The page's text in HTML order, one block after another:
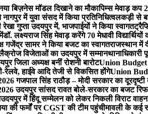
बिज़नेस मॉडल दिखाने का मौकापिम्स मेवाड़ कप
नागपुर में युवा संसद में किया प्रतिनिधित्वलकड़ी से
रेखा गुप्ता उदयपुर में, भाजपाईयों ने किया स्वागत
डॉ. लक्ष्यराज सिंह मेवाड़ करेंगे 70 मेधावी विद्यार्थियों
गजेंद्र सामर ने किया बजट का स्वागतराजस्थान में
लैक्रोज विजेताओं का उदयपुर में सम्मानथानाधिकारी
जिला अध्यक्ष बनीं रोशनी बारोटUnion Budget
हाईवे आदि तेजी से विकसित होंगेUnion
गजपाल सिंह राठौड़ – मोदी सरकार का
उदयपुर सांसद रावत बोले-सरकार का बजट
उदयपुर में हिंदू सम्मेलन को लेकर निकली विराट
की फर्मों पर CGST की टीम पहुंचीमावली के कई